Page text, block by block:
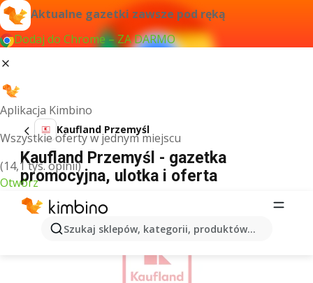
Aktualne gazetki zawsze pod ręką
Dodaj do Chrome – ZA DARMO
Aplikacja Kimbino
Wszystkie oferty w jednym miejscu
(14,1 tys. opinii)
Otwórz
Szukaj sklepów, kategorii, produktów...
Kaufland Przemyśl
Kaufland Przemyśl - gazetka
promocyjna, ulotka i oferta